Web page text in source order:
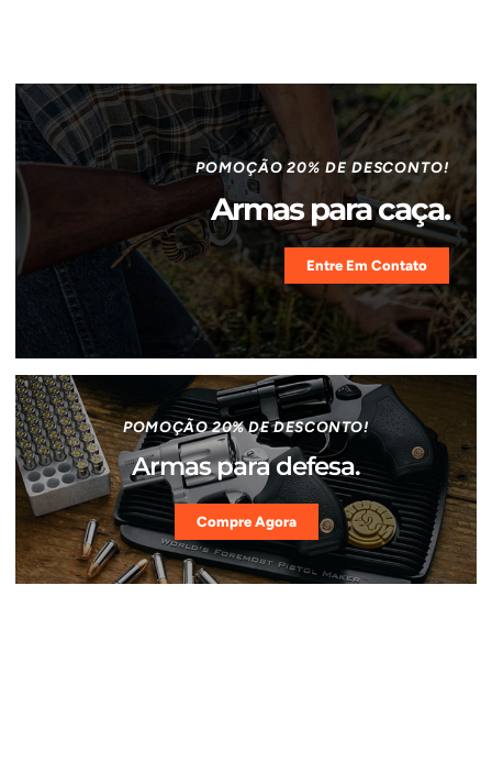
POMOÇÃO 20% DE DESCONTO!
Armas para caça.
Entre Em Contato
POMOÇÃO 20% DE DESCONTO!
Armas para defesa.
Compre Agora